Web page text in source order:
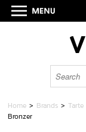
Home > Brands >Tarte
Bronzer